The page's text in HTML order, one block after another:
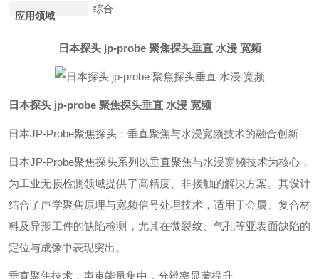
应用领域
综合
日本探头 jp-probe 聚焦探头垂直 水浸 宽频
日本探头 jp-probe 聚焦探头垂直 水浸 宽频
日本JP-Probe聚焦探头：垂直聚焦与水浸宽频技术的融合创新‌
日本JP-Probe聚焦探头系列以垂直聚焦与水浸宽频技术为核心，
为工业无损检测领域提供了高精度、非接触的解决方案。其设计
结合了声学聚焦原理与宽频信号处理技术，适用于金属、复合材
料及异形工件的缺陷检测，尤其在微裂纹、气孔等亚表面缺陷的
定位与成像中表现突出。
垂直聚焦技术：声束能量集中，分辨率显著提升‌